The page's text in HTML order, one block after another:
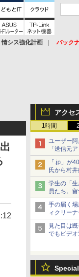
情シス強化計画
バック
アクセ
1時間
ユーザー
「送信元
【やじう
「.jp」が
氏から村
学生の「
員たち。
手の届く
ィクリー
見た目は
でもビデ